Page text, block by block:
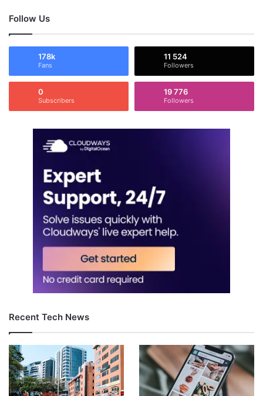
Follow Us
178k
Fans
11 524
Followers
0
Subscribers
19 776
Followers
Recent Tech News